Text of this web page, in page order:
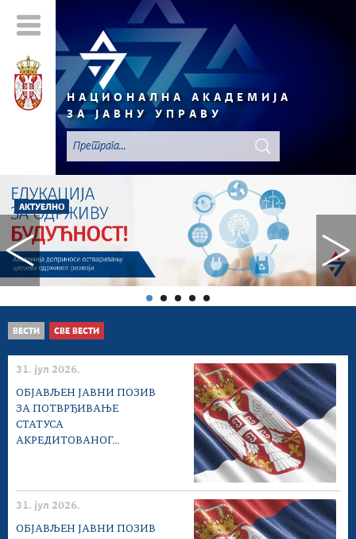
НАЦИОНАЛНА АКАДЕМИЈА
ЗА ЈАВНУ УПРАВУ
АКТУЕЛНО
ВЕСТИ СВЕ ВЕСТИ
31. јул 2026.
ОБЈАВЉЕН ЈАВНИ ПОЗИВ
ЗА ПОТВРЂИВАЊЕ
СТАТУСА
АКРЕДИТОВАНОГ...
31. јул 2026.
ОБЈАВЉЕН ЈАВНИ ПОЗИВ